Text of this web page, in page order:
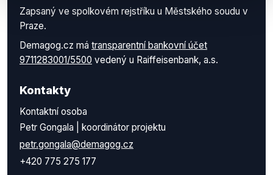
Zapsaný ve spolkovém rejstříku u Městského soudu v
Praze.
Demagog.cz má transparentní bankovní účet
9711283001/5500 vedený u Raiffeisenbank, a.s.
Kontakty
Kontaktní osoba
Petr Gongala | koordinátor projektu
petr.gongala@demagog.cz
+420 775 275 177